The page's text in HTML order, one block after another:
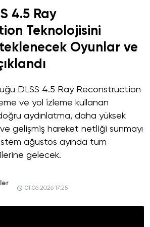
4.5 Ray
Teknolojisini
Oyunlar ve
DLSS 4.5 Ray Reconstruction
ve yol izleme kullanan
aydınlatma, daha yüksek
ve gelişmiş hareket netliği sunmayı
ağustos ayında tüm
gelecek.
01.06.2026 17:25